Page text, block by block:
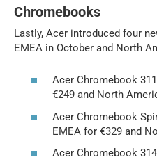
Chromebooks
Lastly, Acer introduced four
EMEA in October and North
Acer Chromebook
€249 and North
Acer Chromebook
EMEA for €329 and
Acer Chromebook